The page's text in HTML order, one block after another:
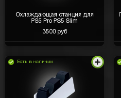
Охлаждающая станция для
PS5 Pro PS5 Slim
3500 руб
Есть в наличии